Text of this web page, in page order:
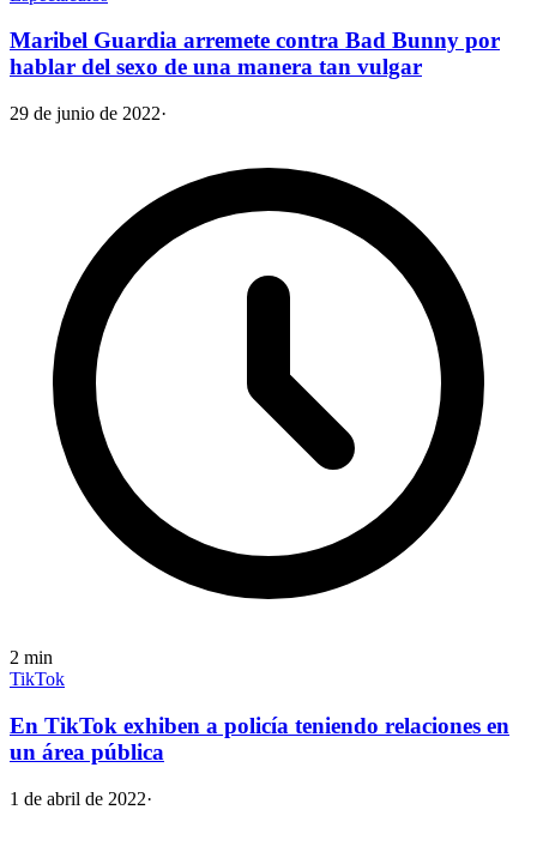
Maribel Guardia arremete contra Bad Bunny por
hablar del sexo de una manera tan vulgar
29 de junio de 2022·
2 min
TikTok
En TikTok exhiben a policía teniendo relaciones en
un área pública
1 de abril de 2022·